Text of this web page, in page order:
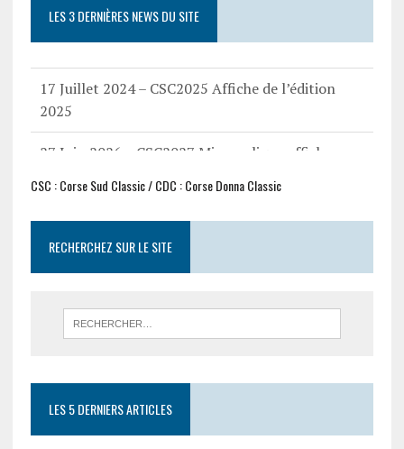
LES 3 DERNIÈRES NEWS DU SITE
17 Juillet 2024 – CSC2025 Affiche de l’édition
2025
27 Juin 2026 – CSC2027 Mise en ligne affiche
CSC : Corse Sud Classic / CDC : Corse Donna Classic
RECHERCHEZ SUR LE SITE
LES 5 DERNIERS ARTICLES